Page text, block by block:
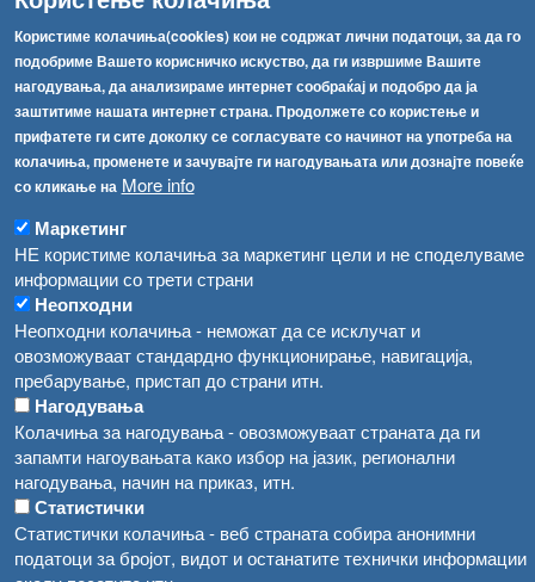
Користиме колачиња(cookies) кои не содржат лични податоци, за да го
подобриме Вашето корисничко искуство, да ги извршиме Вашите
нагодувања, да анализираме интернет сообраќај и подобро да ја
заштитиме нашата интернет страна. Продолжете со користење и
прифатете ги сите доколку се согласувате со начинот на употреба на
колачиња, променете и зачувајте ги нагодувањата или дознајте повеќе
со кликање на More info
Маркетинг
НЕ користиме колачиња за маркетинг цели и не споделуваме
информации со трети страни
Неопходни
Неопходни колачиња - неможат да се исклучат и
овозможуваат стандардно функционирање, навигација,
пребарување, пристап до страни итн.
Нагодувања
Колачиња за нагодувања - овозможуваат страната да ги
запамти нагоувањата како избор на јазик, регионални
нагодувања, начин на приказ, итн.
Статистички
Статистички колачиња - веб страната собира анонимни
податоци за бројот, видот и останатите технички информации
Факс:
+389 2 2457 871
info@fva.gov.mk
[АХВ-претходна страна]
Соопштенија
Република Бугарија ги засили официјалните контроли при увоз на свежо овошје и зеленчук
Водата во Гостивар може да се користи како техничка, продолжува испораката на флаширана вода
Во Гостивар спроведени 70 вонредни контроли
Забраната за водата во Гостивар останува на сила, операторите да користат само технички безбедна вода
Навигација
Архива
Обрасци
Забрани
Огласи